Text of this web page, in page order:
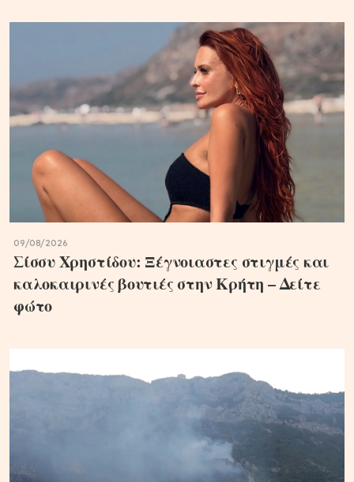
09/08/2026
Σίσσυ Χρηστίδου: Ξέγνοιαστες στιγμές και
καλοκαιρινές βουτιές στην Κρήτη – Δείτε
φώτο